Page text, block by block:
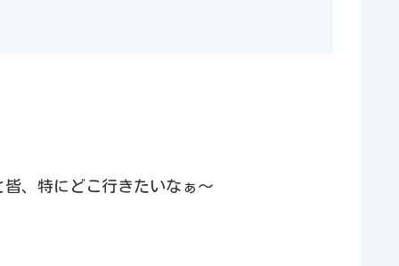
、 特にどこ行きたいなぁ～